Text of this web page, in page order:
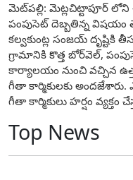
మెట్‌పల్లి: మెట్లచిట్టాపూర్ లోని
పంపుసెట్ దెబ్బతిన్న
కల్వకుంట్ల సంజయ్ దృష్టికి
గ్రామానికి కొత్త బోర్‌వెల్,
కార్యాలయం నుంచి వచ్చిన
గీతా కార్మికులకు
గీతా కార్మికులు హర్షం వ్యక్తం
Top News